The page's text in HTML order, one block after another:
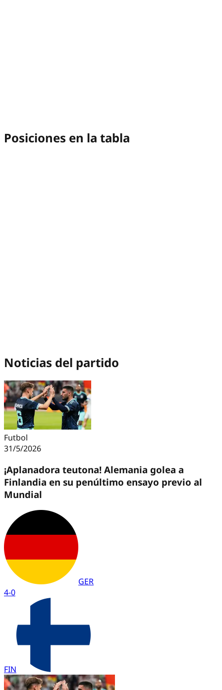
Posiciones en la tabla
Noticias del partido
Futbol
31/5/2026
¡Aplanadora teutona! Alemania golea a
Finlandia en su penúltimo ensayo previo al
Mundial
GER
4-0
FIN